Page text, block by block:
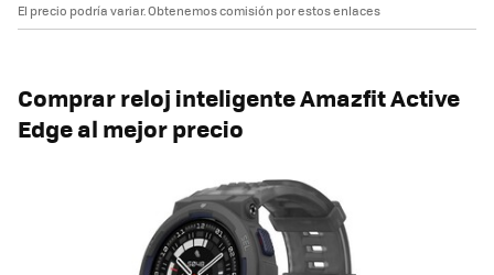
El precio podría variar. Obtenemos comisión por estos enlaces
Comprar reloj inteligenteAmazfit Active
Edge al mejor precio